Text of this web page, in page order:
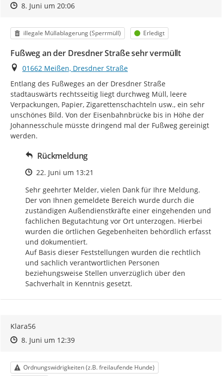
Zeitpunkt des Erstellens
Zeitpunkt des Erstellens
8. Juni um 20:06Zur Äußerung
Kategorie
illegale Müllablagerung (Sperrmüll) Status
Erledigt
Fußweg an der Dresdner Straße sehr vermüllt
Ort
01662 Meißen, Dresdner Straße
Entlang des Fußweges an der Dresdner Straße
stadtauswärts rechtsseitig liegt durchweg Müll, leere
Verpackungen, Papier, Zigarettenschachteln usw., ein sehr
unschönes Bild. Von der Eisenbahnbrücke bis in Höhe der
Johannesschule müsste dringend mal der Fußweg gereinigt
werden.
Rückmeldung
Zeitpunkt des Erstellens
22. Juni um 13:21
Sehr geehrter Melder, vielen Dank für Ihre Meldung.
Der von Ihnen gemeldete Bereich wurde durch die
zuständigen Außendienstkräfte einer eingehenden und
fachlichen Begutachtung vor Ort unterzogen. Hierbei
wurden die örtlichen Gegebenheiten behördlich erfasst
und dokumentiert.
Auf Basis dieser Feststellungen wurden die rechtlich
und sachlich verantwortlichen Personen
beziehungsweise Stellen unverzüglich über den
Sachverhalt in Kenntnis gesetzt.
Klara56
Zeitpunkt des Erstellens
Zeitpunkt des Erstellens
8. Juni um 12:39Zur Äußerung
Kategorie
Ordnungswidrigkeiten (z.B. freilaufende Hunde)